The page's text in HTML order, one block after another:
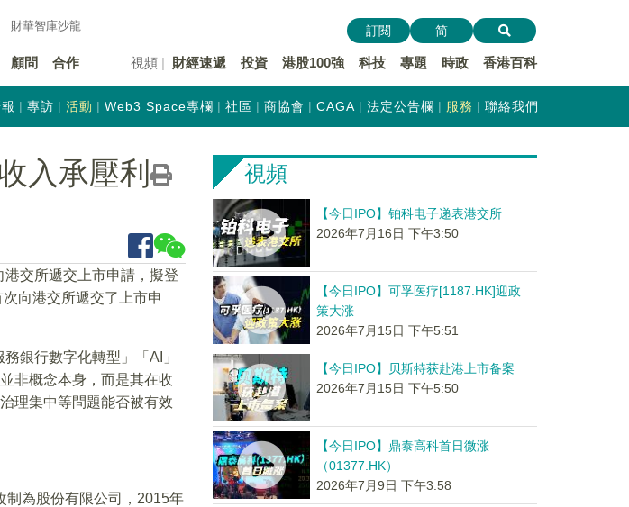
財華智庫沙龍
顧問 合作 視頻 財經速遞 投資 港股100強 科技 專題 時政 香港百科
訂閱 简
專訪 活動 Web3 Space專欄 社區 商協會 CAGA 法定公告欄 服務 聯絡我們
入承壓利
交所遞交上市申請，擬登
向港交所遞交了上市申
銀行數字化轉型」「AI」
非概念本身，而是其在收
理集中等問題能否被有效
制為股份有限公司，2015年
視頻
【今日IPO】铂科电子递表港交所
2026年7月16日 下午3:50
【今日IPO】可孚医疗[1187.HK]迎政
策大涨
2026年7月15日 下午5:51
【今日IPO】贝斯特获赴港上市备案
2026年7月15日 下午5:50
【今日IPO】鼎泰高科首日微涨
（01377.HK）
2026年7月9日 下午3:58